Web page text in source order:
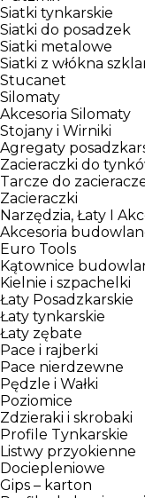
Siatki tynkarskie
Siatki do posadzek
Siatki metalowe
Siatki z włókna
Stucanet
Silomaty
Akcesoria Silomaty
Stojany i Wirniki
Agregaty
Zacieraczki do
Tarcze do
Zacieraczki
Narzędzia, Łaty I
Akcesoria
Euro Tools
Kątownice
Kielnie i szpachelki
Łaty Posadzkarskie
Łaty tynkarskie
Łaty zębate
Pace i rajberki
Pace nierdzewne
Pędzle i Wałki
Poziomice
Zdzieraki i skrobaki
Profile Tynkarskie
Listwy przyokienne
Dociepleniowe
Gips – karton